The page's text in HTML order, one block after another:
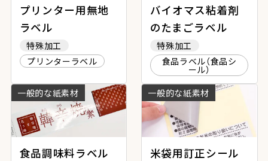
プリンター用無地
ラベル
特殊加工
プリンターラベル
バイオマス粘着剤
のたまごラベル
特殊加工
食品ラベル（食品シ
ール）
一般的な紙素材
食品調味料ラベル
一般的な紙素材
米袋用訂正シール